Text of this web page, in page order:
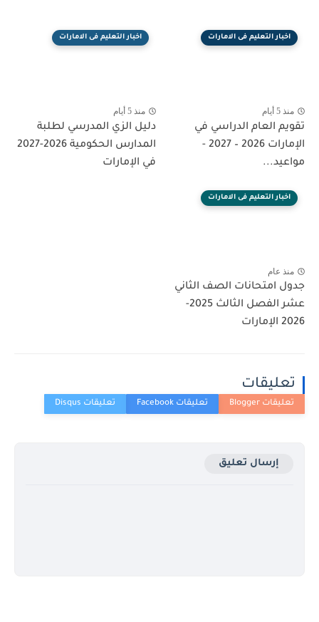
اخبار التعليم فى الامارات
منذ 5 أيام
تقويم العام الدراسي في
الإمارات 2026 – 2027 -
مواعيد...
اخبار التعليم فى الامارات
منذ 5 أيام
دليل الزي المدرسي لطلبة
المدارس الحكومية 2026-2027
في الإمارات
اخبار التعليم فى الامارات
منذ عام
جدول امتحانات الصف الثاني
عشر الفصل الثالث 2025-
2026 الإمارات
تعليقات
إرسال تعليق